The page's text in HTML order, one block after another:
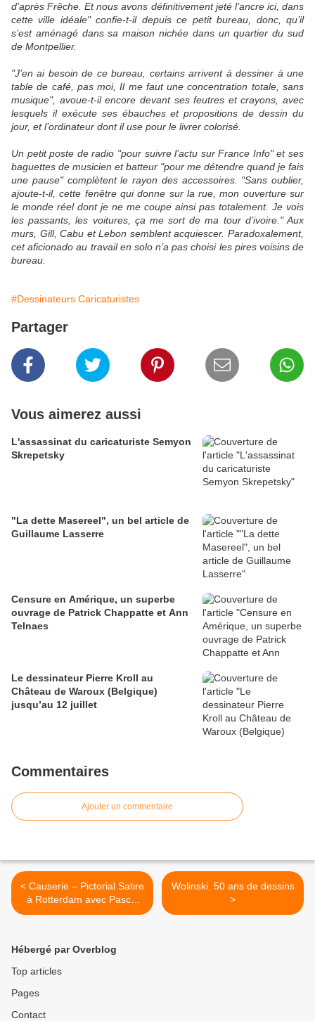
d’après Frêche. Et nous avons définitivement jeté l’ancre ici, dans
cette ville idéale" confie-t-il depuis ce petit bureau, donc, qu’il
s’est aménagé dans sa maison nichée dans un quartier du sud
de Montpellier.
"J’en ai besoin de ce bureau, certains arrivent à dessiner à une
table de café, pas moi, Il me faut une concentration totale, sans
musique", avoue-t-il encore devant ses feutres et crayons, avec
lesquels il exécute ses ébauches et propositions de dessin du
jour, et l’ordinateur dont il use pour le livrer colorisé.
Un petit poste de radio "pour suivre l’actu sur France Info" et ses
baguettes de musicien et batteur "pour me détendre quand je fais
une pause" complètent le rayon des accessoires. "Sans oublier,
ajoute-t-il, cette fenêtre qui donne sur la rue, mon ouverture sur
le monde réel dont je ne me coupe ainsi pas totalement. Je vois
les passants, les voitures, ça me sort de ma tour d’ivoire." Aux
murs, Gill, Cabu et Lebon semblent acquiescer. Paradoxalement,
cet aficionado au travail en solo n’a pas choisi les pires voisins de
bureau.
#Dessinateurs Caricaturistes
Partager
Vous aimerez aussi
L'assassinat du caricaturiste Semyon
Skrepetsky
"La dette Masereel", un bel article de
Guillaume Lasserre
Censure en Amérique, un superbe
ouvrage de Patrick Chappatte et Ann
Telnaes
Le dessinateur Pierre Kroll au
Château de Waroux (Belgique)
jusqu’au 12 juillet
Commentaires
Ajouter un commentaire
< Causerie – Pictorial Satire
à Rotterdam avec Pascal
Dupuy, Martin Myrone et
Wolinski, 50 ans de dessins
>
Hébergé par Overblog
Top articles
Pages
Contact